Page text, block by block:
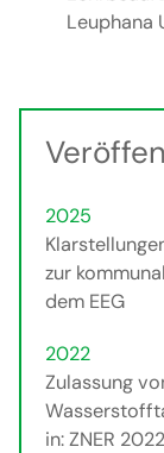
Leuphana
2025
zur
dem EEG
2022
Zulassung
in: ZNER